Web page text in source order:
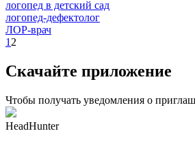
логопед в детский сад
логопед-дефектолог
ЛОР-врач
1 2
Скачайте приложение
Чтобы получать уведомления о
HeadHunter